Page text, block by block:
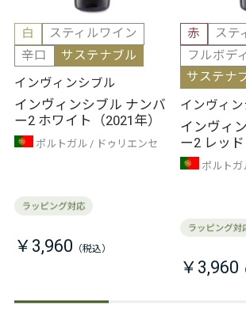
白
スティルワイン
辛口
サステナブル
インヴィンシブル
インヴィンシブル ナンバ
ー2 ホワイト（2021年）
ポルトガル ドゥリエンセ
￥3,960
赤
ステ
フルボディ
サステナ
インヴィ
インヴィ
ー2 レッド
ポルトガ
￥3,960